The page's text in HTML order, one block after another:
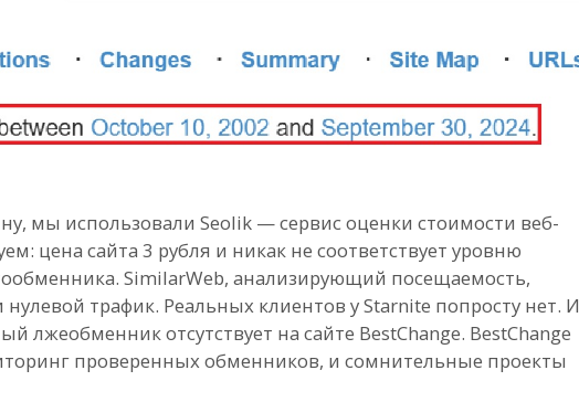
мы использовали Seolik — сервис оценки стоимости веб-
цена сайта 3 рубля и никак не соответствует уровню
SimilarWeb, анализирующий посещаемость,
трафик. Реальных клиентов у Starnite попросту нет. И
отсутствует на сайте BestChange. BestChange
проверенных обменников, и сомнительные проекты